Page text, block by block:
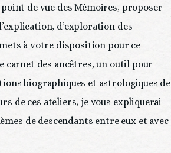
point de vue des Mémoires, proposer
d’exploration des
à votre disposition pour ce
carnet des ancêtres, un outil pour
biographiques et astrologiques de
de ces ateliers, je vous expliquerai
de descendants entre eux et avec